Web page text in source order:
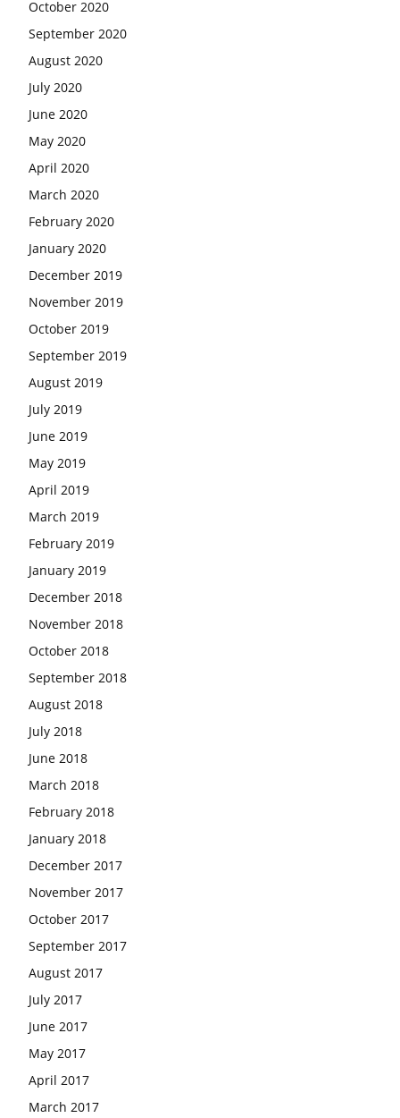
October 2020
September 2020
August 2020
July 2020
June 2020
May 2020
April 2020
March 2020
February 2020
January 2020
December 2019
November 2019
October 2019
September 2019
August 2019
July 2019
June 2019
May 2019
April 2019
March 2019
February 2019
January 2019
December 2018
November 2018
October 2018
September 2018
August 2018
July 2018
June 2018
March 2018
February 2018
January 2018
December 2017
November 2017
October 2017
September 2017
August 2017
July 2017
June 2017
May 2017
April 2017
March 2017